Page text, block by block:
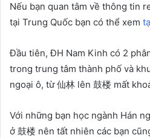
Nếu bạn quan tâm về thông tin
tại Trung Quốc bạn có thể xem
Đầu tiên, ĐH Nam Kinh có 2
trong trung tâm thành phố và
ngoại ô, từ 仙林 lên 鼓楼 mất
Với những bạn học ngành Hán
ở 鼓楼 nên tất nhiên các bạn